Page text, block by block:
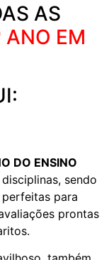
AS
ANO EM
DO ENSINO
sendo
para
prontas